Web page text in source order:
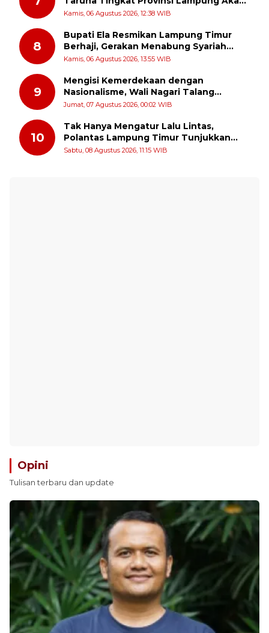
Melakukan Temu Karya pada tanggal 7
Kamis, 06 Agustus 2026, 12:38 WIB
8
Bupati Ela Resmikan Lampung Timur
Berhaji, Gerakan Menabung Syariah
untuk Wujudkan Impian ke Tanah Suci
Kamis, 06 Agustus 2026, 13:55 WIB
9
Mengisi Kemerdekaan dengan
Nasionalisme, Wali Nagari Talang
Serukan Pengibaran Bendera Merah
Jumat, 07 Agustus 2026, 00:02 WIB
10
Tak Hanya Mengatur Lalu Lintas,
Polantas Lampung Timur Tunjukkan
Kepedulian Sosial
Sabtu, 08 Agustus 2026, 11:15 WIB
Opini
Tulisan terbaru dan update